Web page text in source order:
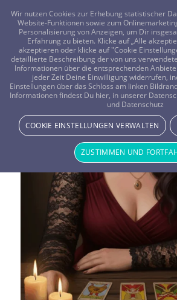
FRAGEN? KOSTENLOS ANRUFEN:
Vistano Berater
Wir nutzen Cookies zur Erhebung statistischer
Website-Funktionen sowie zum
Personalisierung von Anzeigen, um Dir
Erfahrung zu bieten. Klicke auf „Alle
akzeptieren oder klicke auf "Cookie
detaillierte Beschreibung der von uns
Informationen über die entsprechenden
jeder Zeit Deine Einwilligung widerrufen,
Einstellungen über das Schloss am linken
Informationen findest Du hier, in unserer
und Datenschutz
COOKIE EINSTELLUNGEN VERWALTEN
ZUSTIMMEN UND